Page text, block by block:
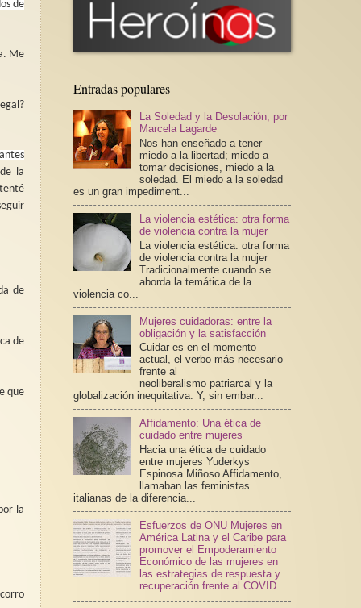
de
Me
la
de
de
que
la
Entradas populares
La Soledad y la Desolación, por
Marcela Lagarde
Nos han enseñado a tener
miedo a la libertad; miedo a
tomar decisiones, miedo a la
soledad. El miedo a la soledad
es un gran impediment...
La violencia estética: otra forma
de violencia contra la mujer
La violencia estética: otra forma
de violencia contra la mujer
Tradicionalmente cuando se
aborda la temática de la
violencia co...
Mujeres cuidadoras: entre la
obligación y la satisfacción
Cuidar es en el momento
actual, el verbo más necesario
frente al
neoliberalismo patriarcal y la
globalización inequitativa. Y, sin embar...
Affidamento: Una ética de
cuidado entre mujeres
Hacia una ética de cuidado
entre mujeres Yuderkys
Espinosa Miñoso Affidamento,
llamaban las feministas
italianas de la diferencia...
Esfuerzos de ONU Mujeres en
América Latina y el Caribe para
promover el Empoderamiento
Económico de las mujeres en
las estrategias de respuesta y
recuperación frente al COVID